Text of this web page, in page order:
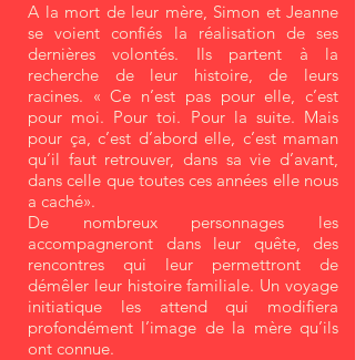
A la mort de leur mère, Simon et Jeanne
se voient confiés la réalisation de ses
dernières volontés. Ils partent à la
recherche de leur histoire, de leurs
racines. « Ce n’est pas pour elle, c’est
pour moi. Pour toi. Pour la suite. Mais
pour ça, c’est d’abord elle, c’est maman
qu’il faut retrouver, dans sa vie d’avant,
dans celle que toutes ces années elle nous
a caché».
De nombreux personnages les
accompagneront dans leur quête, des
rencontres qui leur permettront de
démêler leur histoire familiale. Un voyage
initiatique les attend qui modifiera
profondément l’image de la mère qu’ils
ont connue.